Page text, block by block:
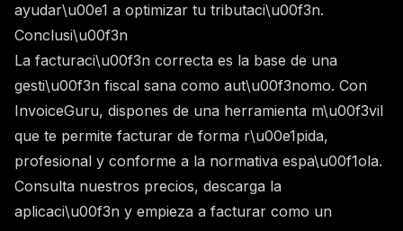
ayudar\u00e1 a optimizar tu tributaci\u00f3n.
Conclusi\u00f3n
La facturaci\u00f3n correcta es la base de una
gesti\u00f3n fiscal sana como aut\u00f3nomo. Con
InvoiceGuru, dispones de una herramienta m\u00f3vil
que te permite facturar de forma r\u00e1pida,
profesional y conforme a la normativa espa\u00f1ola.
Consulta nuestros precios, descarga la
aplicaci\u00f3n y empieza a facturar como un